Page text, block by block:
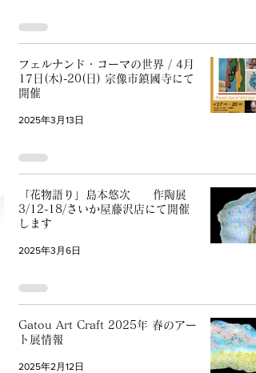
フェルナンド・コーマの世界 / 4月
17日(木)-20(日) 宗像市鎮國寺にて
開催
2025年3月13日
「花物語り」島本悠次 作陶展
3/12-18/さいか屋藤沢店にて開催
します
2025年3月6日
Gatou Art Craft 2025年 春のアー
ト展情報
2025年2月12日